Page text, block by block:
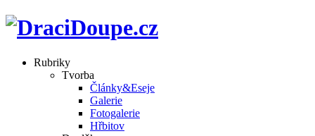
Rubriky
Tvorba
Články&Eseje
Galerie
Fotogalerie
Hřbitov